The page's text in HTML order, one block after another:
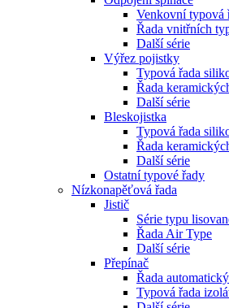
Venkovní typová
Řada vnitřních
Další série
Výřez pojistky
Typová řada
Řada
Další série
Bleskojistka
Typová řada
Řada
Další série
Ostatní typové řady
Nízkonapěťová řada
Jistič
Série typu
Řada Air Type
Další série
Přepínač
Řada
Typová řada